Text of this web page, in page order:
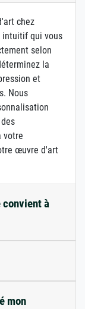
chez
intuitif qui vous
selon
la
et
Nous
votre
œuvre d'art
à
mon